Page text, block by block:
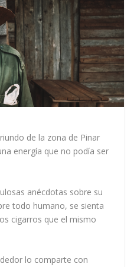
de la zona de Pinar
energía que no podía ser
anécdotas sobre su
todo humano, se sienta
cigarros que el mismo
lo comparte con